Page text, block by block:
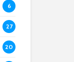
6
27
20